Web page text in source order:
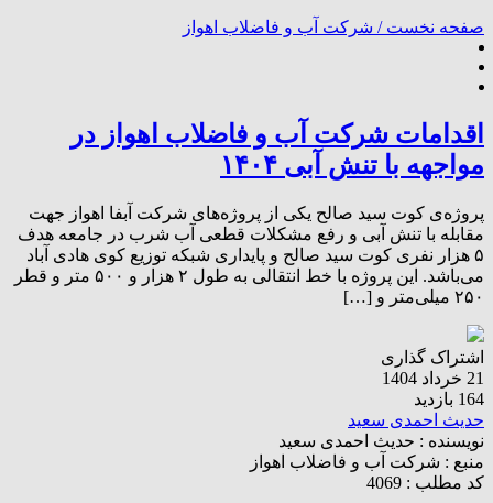
صفحه نخست / شرکت آب و فاضلاب اهواز
اقدامات شرکت آب و فاضلاب اهواز در
مواجهه با تنش آبی ۱۴۰۴
پروژه‌ی کوت سید صالح یکی از پروژه‌های شرکت آبفا اهواز جهت
مقابله با تنش آبی و رفع مشکلات قطعی آب شرب در جامعه هدف
۵ هزار نفری کوت سید صالح و پایداری شبکه توزیع کوی هادی آباد
می‌باشد. این پروژه با خط انتقالی به طول ۲ هزار و ۵۰۰ متر و قطر
۲۵۰ میلی‌متر و […]
اشتراک گذاری
21 خرداد 1404
164 بازدید
حدیث احمدی سعید
نویسنده : حدیث احمدی سعید
منبع : شرکت آب و فاضلاب اهواز
کد مطلب : 4069